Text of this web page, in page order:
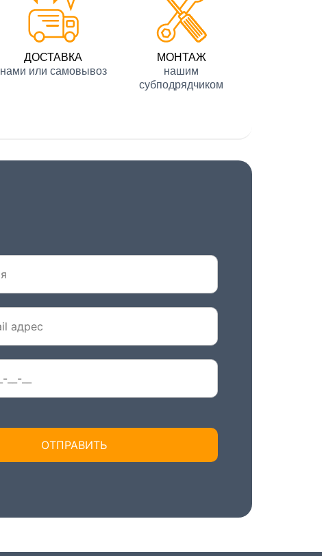
ДОСТАВКА
нами или самовывоз
МОНТАЖ
нашим
субподрядчиком